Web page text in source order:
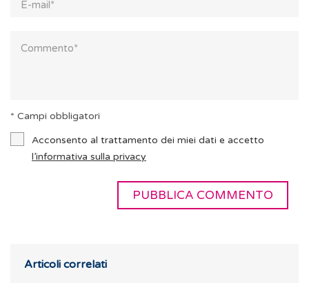
* Campi obbligatori
Acconsento al trattamento dei miei dati e accetto
l’informativa sulla privacy
Articoli correlati